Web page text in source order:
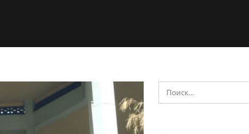
Найти: